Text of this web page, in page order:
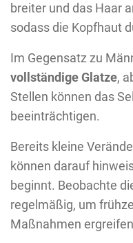
breiter und das Haar
sodass die Kopfhaut
Im Gegensatz zu
vollständige Glatze,
Stellen können das
beeinträchtigen.
Bereits kleine
können darauf
beginnt. Beobachte
regelmäßig, um
Maßnahmen